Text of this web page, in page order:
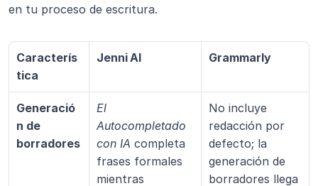
en tu proceso de escritura.
Caracterís
tica
Jenni AI Grammarly
Generació
n de
borradores
El
Autocompletado
con IA completa
frases formales
mientras
No incluye
redacción por
defecto; la
generación de
borradores llega